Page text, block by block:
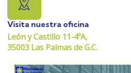
Visita nuestra oficina
León y Castillo 11-4ºA,
35003 Las Palmas de G.C.